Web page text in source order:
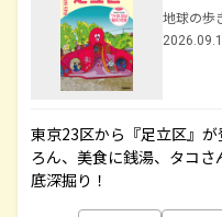
地球の歩
東京23区から『足立区』
ろん、美食に銭湯、タコ
底深掘り！